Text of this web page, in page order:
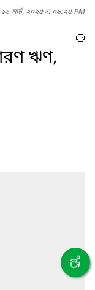
১৮ মার্চ, ২০২৫ এ ০৯:২৫ PM
ঋণ,